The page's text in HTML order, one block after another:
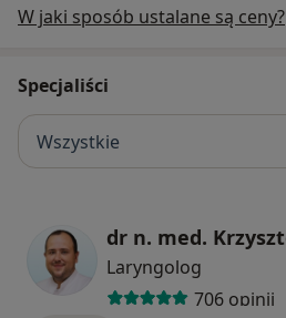
W jaki sposób ustalane są ceny?
Specjaliści
Wszystkie
Laryngolog
706 opinii